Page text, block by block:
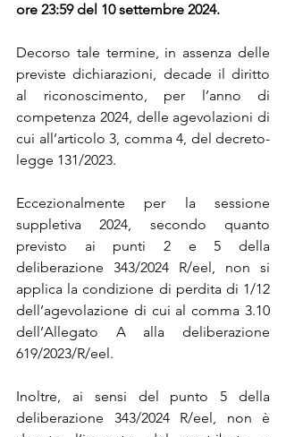
ore 23:59 del 10 settembre 2024.
Decorso tale termine, in assenza delle
previste dichiarazioni, decade il diritto
al riconoscimento, per l’anno di
competenza 2024, delle agevolazioni di
cui all’articolo 3, comma 4, del decreto-
legge 131/2023.
Eccezionalmente per la sessione
suppletiva 2024, secondo quanto
previsto ai punti 2 e 5 della
deliberazione 343/2024 R/eel, non si
applica la condizione di perdita di 1/12
dell’agevolazione di cui al comma 3.10
dell’Allegato A alla deliberazione
619/2023/R/eel.
Inoltre, ai sensi del punto 5 della
deliberazione 343/2024 R/eel, non è